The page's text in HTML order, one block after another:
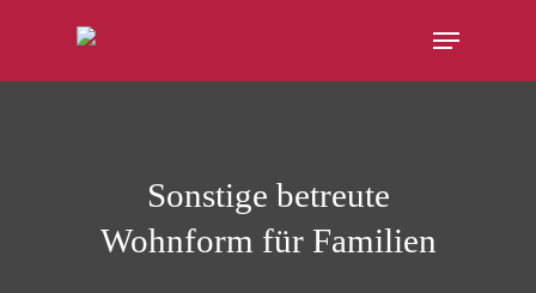
Sonstige betreute
Wohnform für Familien